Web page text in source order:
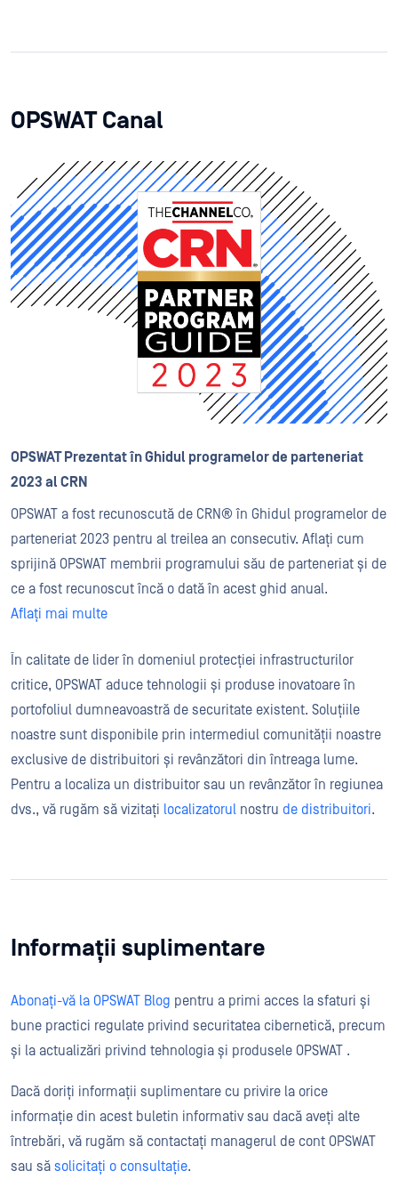
OPSWAT Canal
OPSWAT Prezentat în Ghidul programelor de parteneriat
2023 al CRN
OPSWAT a fost recunoscută de CRN® în Ghidul programelor de
parteneriat 2023 pentru al treilea an consecutiv. Aflați cum
sprijină OPSWAT membrii programului său de parteneriat și de
ce a fost recunoscut încă o dată în acest ghid anual.
Aflați mai multe
În calitate de lider în domeniul protecției infrastructurilor
critice, OPSWAT aduce tehnologii și produse inovatoare în
portofoliul dumneavoastră de securitate existent. Soluțiile
noastre sunt disponibile prin intermediul comunității noastre
exclusive de distribuitori și revânzători din întreaga lume.
Pentru a localiza un distribuitor sau un revânzător în regiunea
dvs., vă rugăm să vizitați localizatorul nostru de distribuitori.
Informații suplimentare
Abonați-vă la OPSWAT Blog pentru a primi acces la sfaturi și
bune practici regulate privind securitatea cibernetică, precum
și la actualizări privind tehnologia și produsele OPSWAT .
Dacă doriți informații suplimentare cu privire la orice
informație din acest buletin informativ sau dacă aveți alte
întrebări, vă rugăm să contactați managerul de cont OPSWAT
sau să solicitați o consultație.